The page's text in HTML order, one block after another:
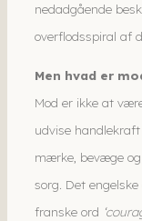
nedadgående
overflodsspiral af
Men hvad er
Mod er ikke at
udvise
mærke, bevæge
sorg. Det
franske ord